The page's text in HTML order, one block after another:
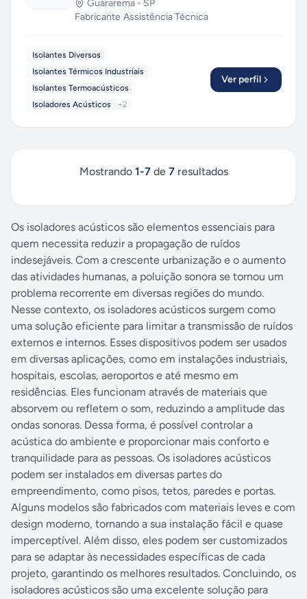
Guararema - SP
Fabricante·Assistência Técnica
Isolantes Diversos
Isolantes Térmicos Industriais
Isolantes Termoacústicos
Isoladores Acústicos
+2
Ver perfil
Mostrando 1-7de 7resultados
Os isoladores acústicos são elementos essenciais para
quem necessita reduzir a propagação de ruídos
indesejáveis. Com a crescente urbanização e o aumento
das atividades humanas, a poluição sonora se tornou um
problema recorrente em diversas regiões do mundo.
Nesse contexto, os isoladores acústicos surgem como
uma solução eficiente para limitar a transmissão de ruídos
externos e internos. Esses dispositivos podem ser usados
em diversas aplicações, como em instalações industriais,
hospitais, escolas, aeroportos e até mesmo em
residências. Eles funcionam através de materiais que
absorvem ou refletem o som, reduzindo a amplitude das
ondas sonoras. Dessa forma, é possível controlar a
acústica do ambiente e proporcionar mais conforto e
tranquilidade para as pessoas. Os isoladores acústicos
podem ser instalados em diversas partes do
empreendimento, como pisos, tetos, paredes e portas.
Alguns modelos são fabricados com materiais leves e com
design moderno, tornando a sua instalação fácil e quase
imperceptível. Além disso, eles podem ser customizados
para se adaptar às necessidades específicas de cada
projeto, garantindo os melhores resultados. Concluindo, os
isoladores acústicos são uma excelente solução para